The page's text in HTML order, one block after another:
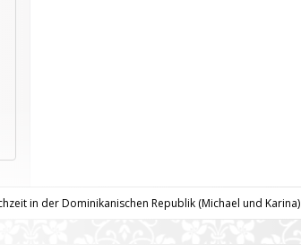
in der Dominikanischen Republik (Michael und Karina)